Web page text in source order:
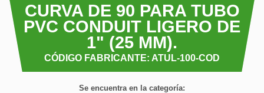
CURVA DE 90 PARA TUBO
PVC CONDUIT LIGERO DE
1" (25 MM).
CÓDIGO FABRICANTE: ATUL-100-COD
Se encuentra en la categoría: